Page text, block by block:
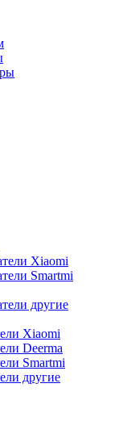
Xiaomi
Smartmi
другие
Xiaomi
Deerma
Smartmi
другие